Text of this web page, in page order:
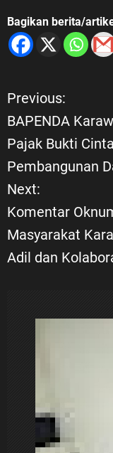
Bagikan berita/
N
a
v
i
g
Previous:
BAPENDA
Pajak Bukti
Pembangunan
Next:
Komentar
Masyarakat
Adil dan